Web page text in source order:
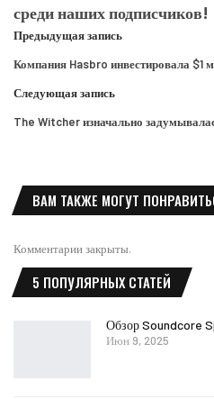
среди наших подписчиков!
Предыдущая запись
Компания Hasbro инвестировала $1
Следующая запись
The Witcher изначально
ВАМ ТАКЖЕ МОГУТ
Комментарии закрыты.
5 ПОПУЛЯРНЫХ СТАТЕЙ
Обзор Soundcore
Июн 9, 2025